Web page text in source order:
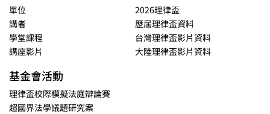
單位
講者
學堂課程
講座影片
2026理律盃
歷屆理律盃資料
台灣理律盃影片資料
大陸理律盃影片資料
基金會活動
理律盃校際模擬法庭辯論賽
超國界法學議題研究案